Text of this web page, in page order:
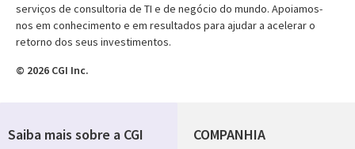
serviços de consultoria de TI e de negócio do mundo. Apoiamos-
nos em conhecimento e em resultados para ajudar a acelerar o
retorno dos seus investimentos.
© 2026 CGI Inc.
COMPANHIA
Saiba mais sobre a CGI